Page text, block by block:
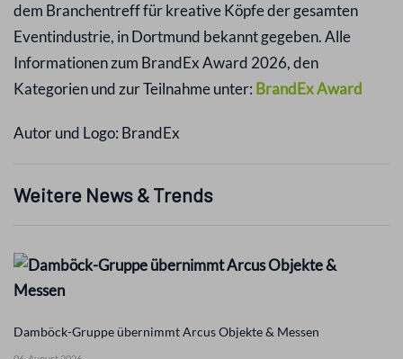
dem Branchentreff für kreative Köpfe der gesamten
Eventindustrie, in Dortmund bekannt gegeben. Alle
Informationen zum BrandEx Award 2026, den
Kategorien und zur Teilnahme unter: BrandEx Award
Autor und Logo: BrandEx
Weitere News & Trends
Damböck-Gruppe übernimmt Arcus Objekte & Messen